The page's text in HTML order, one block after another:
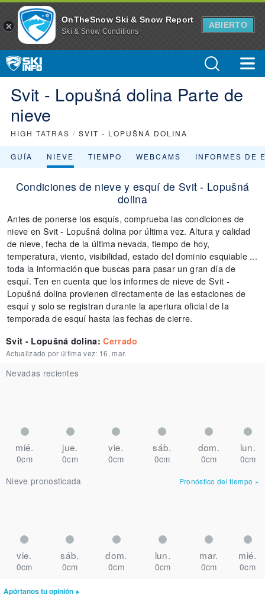
OnTheSnow Ski & Snow Report
Ski & Snow Conditions
ABIERTO
Svit - Lopušná dolina Parte de
nieve
HIGH TATRAS / SVIT - LOPUŠNÁ DOLINA
GUÍA NIEVE TIEMPO WEBCAMS INFORMES DE
Condiciones de nieve y esquí de Svit - Lopušná
dolina
Antes de ponerse los esquís, comprueba las condiciones de
nieve en Svit - Lopušná dolina por última vez. Altura y calidad
de nieve, fecha de la última nevada, tiempo de hoy,
temperatura, viento, visibilidad, estado del dominio esquiable ...
toda la información que buscas para pasar un gran día de
esquí. Ten en cuenta que los informes de nieve de Svit -
Lopušná dolina provienen directamente de las estaciones de
esquí y solo se registran durante la apertura oficial de la
temporada de esquí hasta las fechas de cierre.
Svit - Lopušná dolina:Cerrado
Actualizado por última vez: 16, mar.
Nevadas recientes
mié. jue. vie. sáb. dom. lun.
0cm 0cm 0cm 0cm 0cm
0cm
Nieve pronosticada
Pronóstico del tiempo »
vie. sáb. dom. lun. mar. mié.
0cm 0cm 0cm 0cm 0cm 0cm
Apórtanos tu opinión